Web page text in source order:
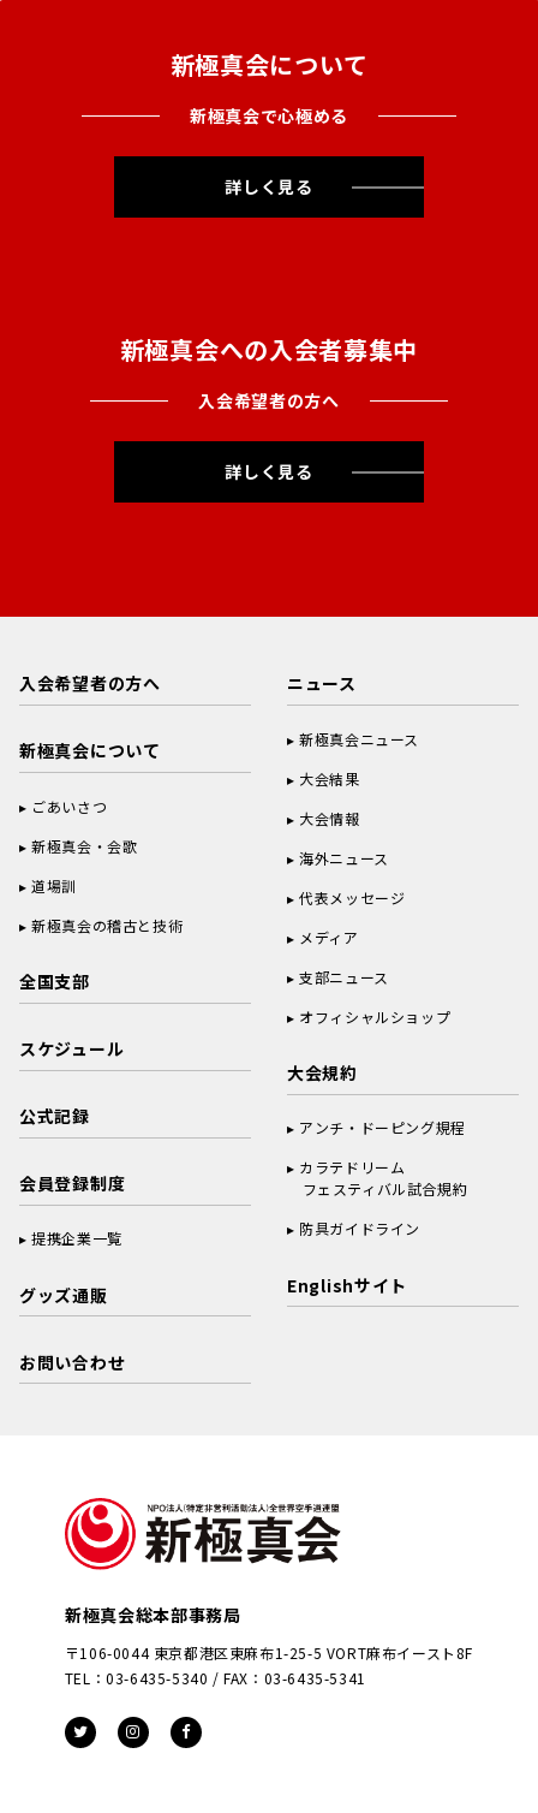
新極真会について
新極真会で心極める
詳しく見る
新極真会への入会者募集中
入会希望者の方へ
詳しく見る
入会希望者の方へ
新極真会について
ごあいさつ
新極真会・会歌
道場訓
新極真会の稽古と技術
全国支部
スケジュール
公式記録
会員登録制度
提携企業一覧
グッズ通販
お問い合わせ
ニュース
新極真会ニュース
大会結果
大会情報
海外ニュース
代表メッセージ
メディア
支部ニュース
オフィシャルショップ
大会規約
アンチ・ドーピング規程
カラテドリーム
フェスティバル試合規約
防具ガイドライン
Englishサイト
新極真会総本部事務局
〒106-0044 東京都港区東麻布1-25-5 VORT麻布イースト8F
TEL：03-6435-5340 / FAX：03-6435-5341